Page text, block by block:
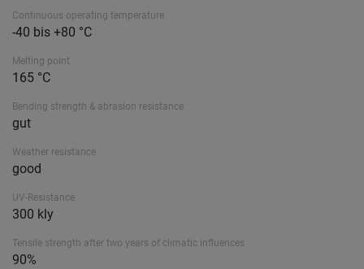
Continuous operating temperature
-40 bis +80 °C
Melting point
165 °C
Bending strength & abrasion resistance
gut
Weather resistance
good
UV-Resistance
300 kly
Tensile strength after two years of climatic influences
90%